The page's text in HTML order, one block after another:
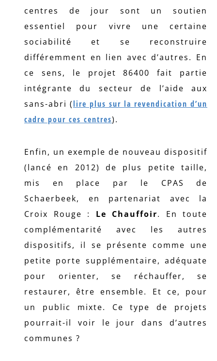
centres de jour sont un soutien
essentiel pour vivre une certaine
sociabilité et se reconstruire
différemment en lien avec d’autres. En
ce sens, le projet 86400 fait partie
intégrante du secteur de l’aide aux
sans-abri (lire plus sur la revendication d’un
cadre pour ces centres).
Enfin, un exemple de nouveau dispositif
(lancé en 2012) de plus petite taille,
mis en place par le CPAS de
Schaerbeek, en partenariat avec la
Croix Rouge : Le Chauffoir. En toute
complémentarité avec les autres
dispositifs, il se présente comme une
petite porte supplémentaire, adéquate
pour orienter, se réchauffer, se
restaurer, être ensemble. Et ce, pour
un public mixte. Ce type de projets
pourrait-il voir le jour dans d’autres
communes ?